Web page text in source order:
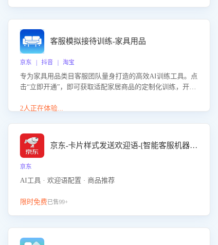
客服模拟接待训练-家具用品
京东 | 抖音 | 淘宝
专为家具用品类目客服团队量身打造的高效AI训练工具。点
击“立即开通”，即可获取适配家居商品的定制化训练，开启
能、尺寸参数咨询等高频场景下的专业应对能力。
2人正在体验...
京东-卡片样式发送欢迎语-[智能客服机器人]
京东
AI工具 · 欢迎语配置 · 商品推荐
限时免费已售99+